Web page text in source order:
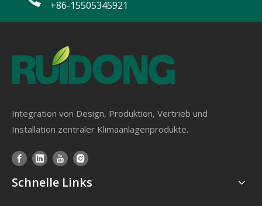
+86-15505345921
Integration von Design, Produktion, Vertrieb und
Installation zentraler Klimaanlagenprodukte.
Schnelle Links